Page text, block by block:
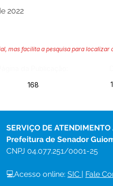
2022
mas facilita a pesquisa para localizar
168
SERVIÇO DE
Prefeitura de Senador
CNPJ 04.077.251/0001-25
💻Acesso online: SIC | Fale